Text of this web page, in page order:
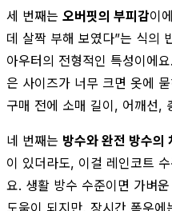
세 번째는 오버핏의 부피감이
데 살짝 부해 보였다”는 식의
아우터의 전형적인 특성이에
은 사이즈가 너무 크면 옷에
구매 전에 소매 길이, 어깨선,
네 번째는 방수와 완전 방수의
이 있더라도, 이걸 레인코트
요. 생활 방수 수준이면 가벼
도움이 되지만, 장시간 폭우